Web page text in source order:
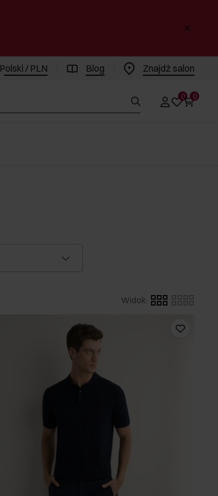
Polski / PLN Blog Znajdż salon
0 0
Widok: